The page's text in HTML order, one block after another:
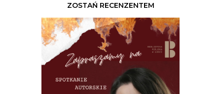
ZOSTAŃ RECENZENTEM